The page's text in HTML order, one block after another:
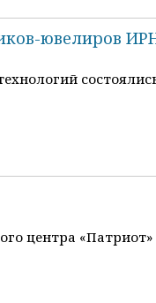
ювелиров
центра «Патриот»